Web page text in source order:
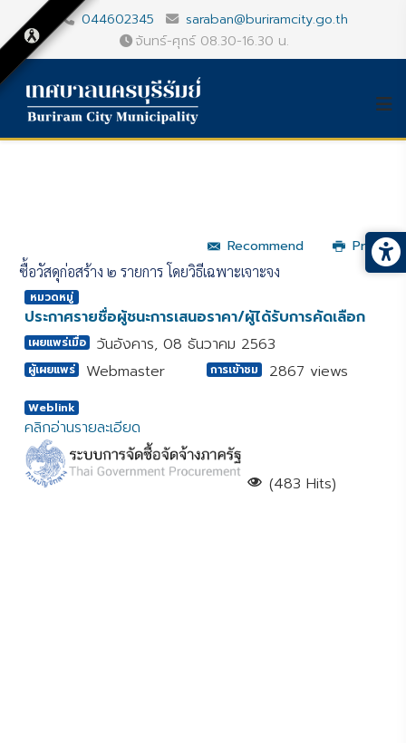
044602345
saraban@buriramcity.go.th
จันทร์-ศุกร์ 08.30-16.30 น.
Recommend
Print
ซื้อวัสดุก่อสร้าง ๒ รายการ โดยวิธีเฉพาะเจาะจง
หมวดหมู่
ประกาศรายชื่อผู้ชนะการเสนอราคา/ผู้ได้รับการคัดเลือก
เผยแพร่เมื่อ วันอังคาร, 08 ธันวาคม 2563
ผู้เผยแพร่ Webmaster การเข้าชม 2867 views
Weblink
คลิกอ่านรายละเอียด
(483 Hits)